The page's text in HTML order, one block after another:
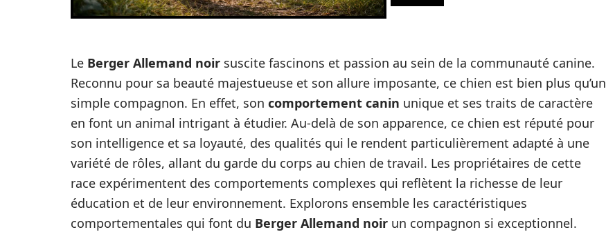
Le Berger Allemand noir suscite fascinons et passion au sein de la communauté canine.
Reconnu pour sa beauté majestueuse et son allure imposante, ce chien est bien plus qu’un
simple compagnon. En effet, son comportement canin unique et ses traits de caractère
en font un animal intrigant à étudier. Au-delà de son apparence, ce chien est réputé pour
son intelligence et sa loyauté, des qualités qui le rendent particulièrement adapté à une
variété de rôles, allant du garde du corps au chien de travail. Les propriétaires de cette
race expérimentent des comportements complexes qui reflètent la richesse de leur
éducation et de leur environnement. Explorons ensemble les caractéristiques
comportementales qui font du Berger Allemand noir un compagnon si exceptionnel.